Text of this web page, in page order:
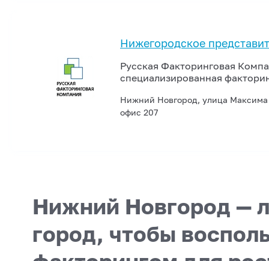
Нижегородское
Русская Факторинговая
специализированная
Нижний Новгород, улица Максима
офис 207
Нижний Новгород —
город, чтобы